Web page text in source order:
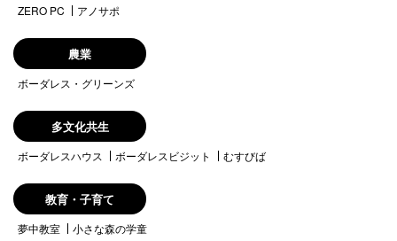
ZERO PC アノサポ
農業
ボーダレス・グリーンズ
多文化共生
ボーダレスハウス ボーダレスビジット むすびば
教育・子育て
夢中教室 小さな森の学童